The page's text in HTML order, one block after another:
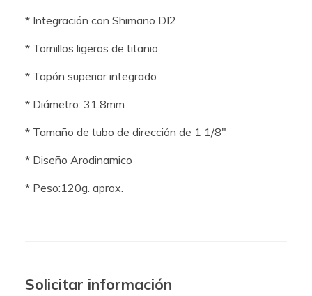
* Integración con Shimano DI2
* Tornillos ligeros de titanio
* Tapón superior integrado
* Diámetro: 31.8mm
* Tamaño de tubo de dirección de 1 1/8"
* Diseño Arodinamico
* Peso:120g. aprox.
Solicitar información